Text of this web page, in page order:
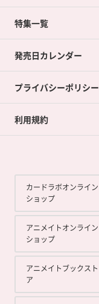
ネット買取について
買取承諾書について
ポイントカードTOP
ポイント交換景品
特集一覧
発売日カレンダー
プライバシーポリシー
利用規約
カードラボオンライン
ショップ
アニメイトオンライン
ショップ
アニメイトブックスト
ア